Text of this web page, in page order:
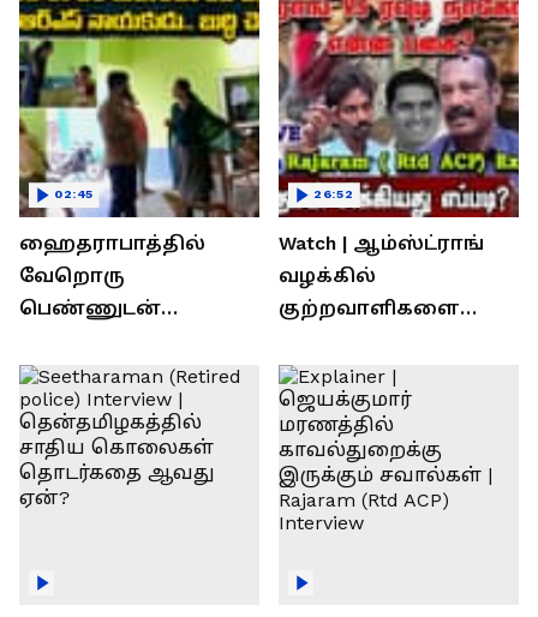
ஹைதராபாத்தில்
வேறொரு
பெண்ணுடன்
தலைவரை மடக்கி
பிடித்த மனைவி
02:45
Watch | ஆம்ஸ்ட்ராங்
வழக்கில்
குற்றவாளிகளை
காவல்துறை? / Rajaram
Rtd ACP Interview
26:52